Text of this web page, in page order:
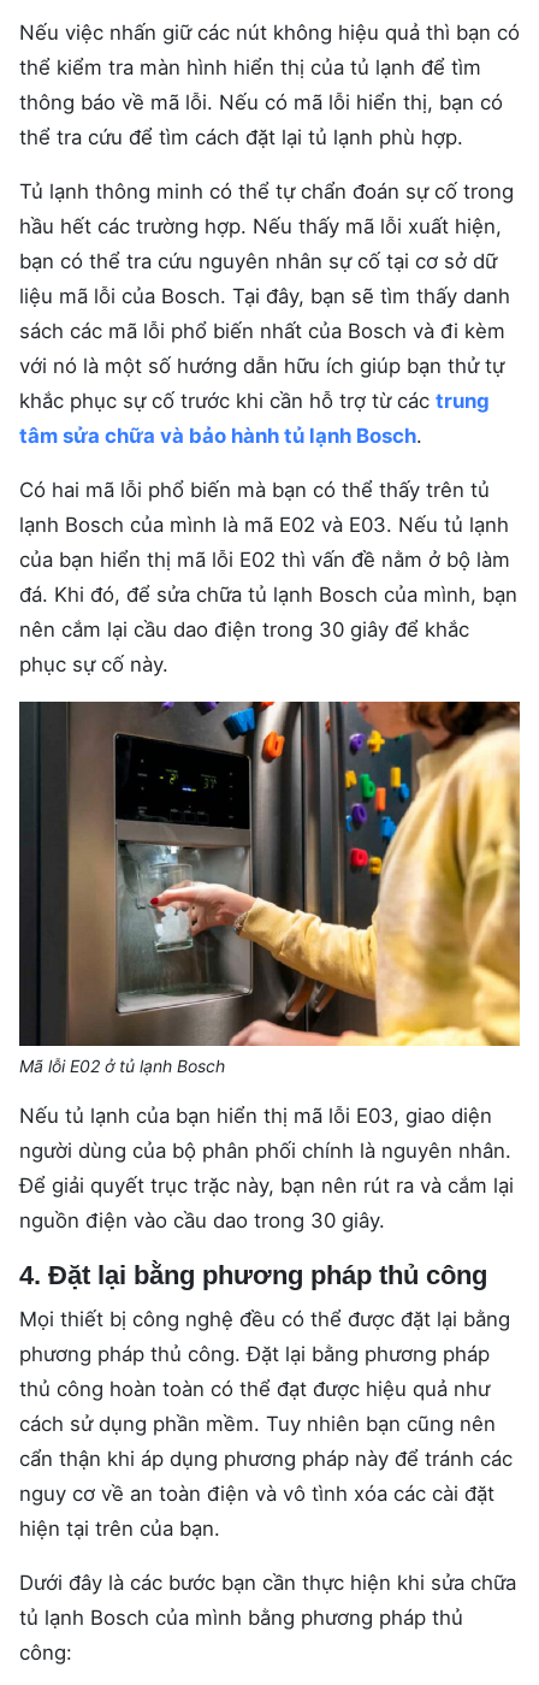
Nếu việc nhấn giữ các nút không hiệu quả thì bạn có
thể kiểm tra màn hình hiển thị của tủ lạnh để tìm
thông báo về mã lỗi. Nếu có mã lỗi hiển thị, bạn có
thể tra cứu để tìm cách đặt lại tủ lạnh phù hợp.
Tủ lạnh thông minh có thể tự chẩn đoán sự cố trong
hầu hết các trường hợp. Nếu thấy mã lỗi xuất hiện,
bạn có thể tra cứu nguyên nhân sự cố tại cơ sở dữ
liệu mã lỗi của Bosch. Tại đây, bạn sẽ tìm thấy danh
sách các mã lỗi phổ biến nhất của Bosch và đi kèm
với nó là một số hướng dẫn hữu ích giúp bạn thử tự
khắc phục sự cố trước khi cần hỗ trợ từ các trung
tâm sửa chữa và bảo hành tủ lạnh Bosch.
Có hai mã lỗi phổ biến mà bạn có thể thấy trên tủ
lạnh Bosch của mình là mã E02 và E03. Nếu tủ lạnh
của bạn hiển thị mã lỗi E02 thì vấn đề nằm ở bộ làm
đá. Khi đó, để sửa chữa tủ lạnh Bosch của mình, bạn
nên cắm lại cầu dao điện trong 30 giây để khắc
phục sự cố này.
Mã lỗi E02 ở tủ lạnh Bosch
Nếu tủ lạnh của bạn hiển thị mã lỗi E03, giao diện
người dùng của bộ phân phối chính là nguyên nhân.
Để giải quyết trục trặc này, bạn nên rút ra và cắm lại
nguồn điện vào cầu dao trong 30 giây.
4. Đặt lại bằng phương pháp thủ công
Mọi thiết bị công nghệ đều có thể được đặt lại bằng
phương pháp thủ công. Đặt lại bằng phương pháp
thủ công hoàn toàn có thể đạt được hiệu quả như
cách sử dụng phần mềm. Tuy nhiên bạn cũng nên
cẩn thận khi áp dụng phương pháp này để tránh các
nguy cơ về an toàn điện và vô tình xóa các cài đặt
hiện tại trên của bạn.
Dưới đây là các bước bạn cần thực hiện khi sửa chữa
tủ lạnh Bosch của mình bằng phương pháp thủ
công: